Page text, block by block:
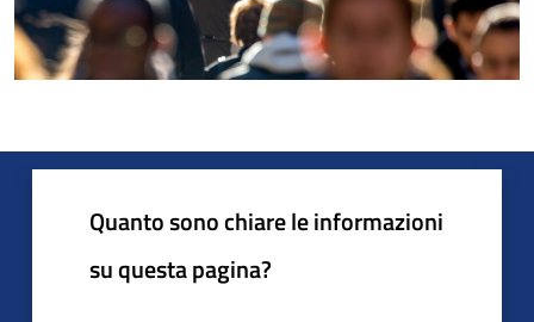
Quanto sono chiare le informazioni
su questa pagina?